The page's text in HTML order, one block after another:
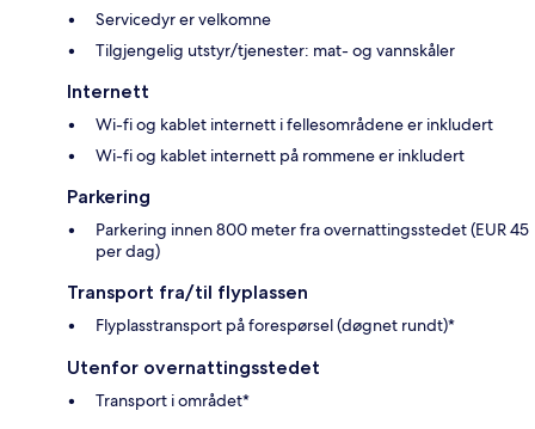
Servicedyr er velkomne
Tilgjengelig utstyr/tjenester: mat- og vannskåler
Internett
Wi-fi og kablet internett i fellesområdene er inkludert
Wi-fi og kablet internett på rommene er inkludert
Parkering
Parkering innen 800 meter fra overnattingsstedet (EUR 45
per dag)
Transport fra/til flyplassen
Flyplasstransport på forespørsel (døgnet rundt)*
Utenfor overnattingsstedet
Transport i området*